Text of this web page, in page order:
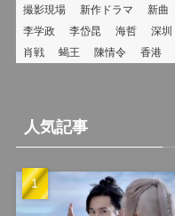
撮影現場
新作ドラマ 新曲
李学政
李岱昆 海哲 深圳
肖戦
蝎王 陳情令 香港
人気記事